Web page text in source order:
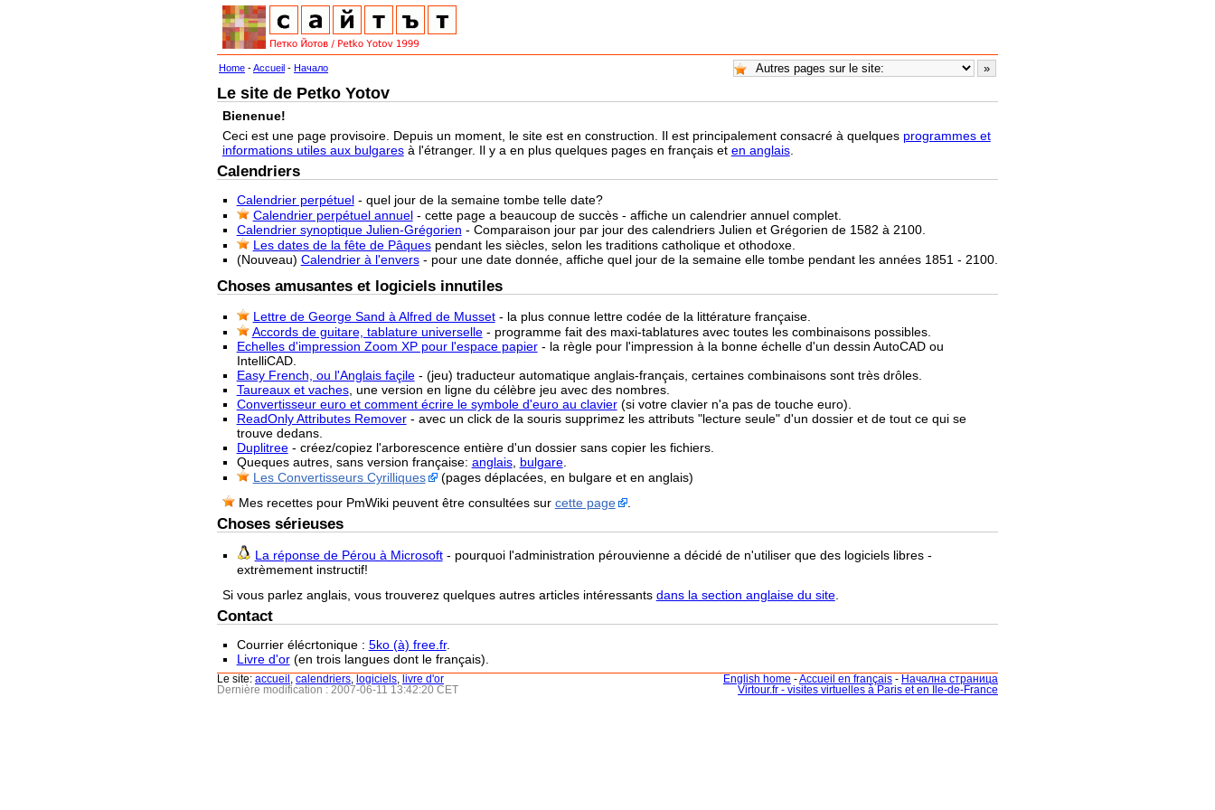
Home -Accueil - Начало
Le site de Petko Yotov
Bienenue!
Ceci est une page provisoire. Depuis un moment, le site est en construction. Il est principalement consacré à quelques programmes et
informations utiles aux bulgaresà l'étranger. Il y a en plus quelques pages en français et en anglais.
Calendriers
Calendrier perpétuel- quel jour de la semaine tombe telle date?
Calendrier perpétuel annuel- cette page a beaucoup de succès - affiche un calendrier annuel complet.
Calendrier synoptique Julien-Grégorien - Comparaison jour par jour des calendriers Julien et Grégorien de 1582 à 2100.
Les dates de la fête de Pâquespendant les siècles, selon les traditions catholique et othodoxe.
(Nouveau) Calendrier à l'envers- pour une date donnée, affiche quel jour de la semaine elle tombe pendant les années 1851 - 2100.
Choses amusantes et logiciels innutiles
Lettre de George Sand à Alfred de Musset- la plus connue lettre codée de la littérature française.
Accords de guitare, tablature universelle- programme fait des maxi-tablatures avec toutes les combinaisons possibles.
Echelles d'impression Zoom XP pour l'espace papier- la règle pour l'impression à la bonne échelle d'un dessin AutoCAD ou
IntelliCAD.
Easy French, ou l'Anglais façile- (jeu) traducteur automatique anglais-français, certaines combinaisons sont très drôles.
Taureaux et vaches, une version en ligne du célèbre jeu avec des nombres.
Convertisseur euro et comment écrire le symbole d'euro au clavier(si votre clavier n'a pas de touche euro).
ReadOnly Attributes Remover- avec un click de la souris supprimez les attributs "lecture seule" d'un dossier et de tout ce qui se
trouve dedans.
Duplitree- créez/copiez l'arborescence entière d'un dossier sans copier les fichiers.
Queques autres, sans version française: anglais, bulgare.
Les Convertisseurs Cyrilliques
(pages déplacées, en bulgare et en anglais)
Mes recettes pour PmWiki peuvent être consultées sur cette page .
Choses sérieuses
La réponse de Pérou à Microsoft- pourquoi l'administration pérouvienne a décidé de n'utiliser que des logiciels libres -
extrèmement instructif!
Si vous parlez anglais, vous trouverez quelques autres articles intéressants dans la section anglaise du site.
Contact
Courrier élécrtonique : 5ko (à) free.fr.
Livre d'or(en trois langues dont le français).
Le site: accueil calendriers logiciels
livre d'or
Dernière modification : 2007-06-11 13:42:20 CET
English home -Accueil en français - Начална страница
Virtour.fr - visites virtuelles à Paris et en Ile-de-France